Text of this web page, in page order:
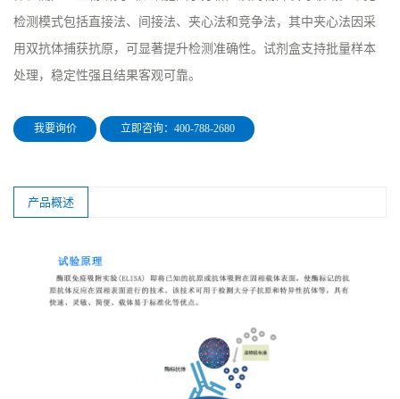
检测模式包括直接法、间接法、夹心法和竞争法，其中夹心法因采
用双抗体捕获抗原，可显著提升检测准确性。试剂盒支持批量样本
处理，稳定性强且结果客观可靠。
我要询价 立即咨询：400-788-2680
产品概述